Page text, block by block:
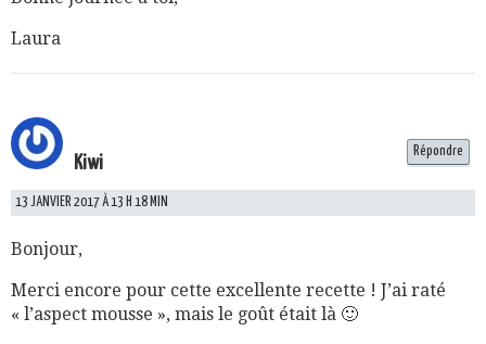
Laura
Kiwi
13 JANVIER 2017 À 13 H 18 MIN
Bonjour,
Merci encore pour cette excellente recette ! J’ai raté
« l’aspect mousse », mais le goût était là 🙂
Répondre